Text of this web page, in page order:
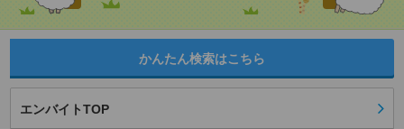
かんたん検索はこちら
エンバイトTOP